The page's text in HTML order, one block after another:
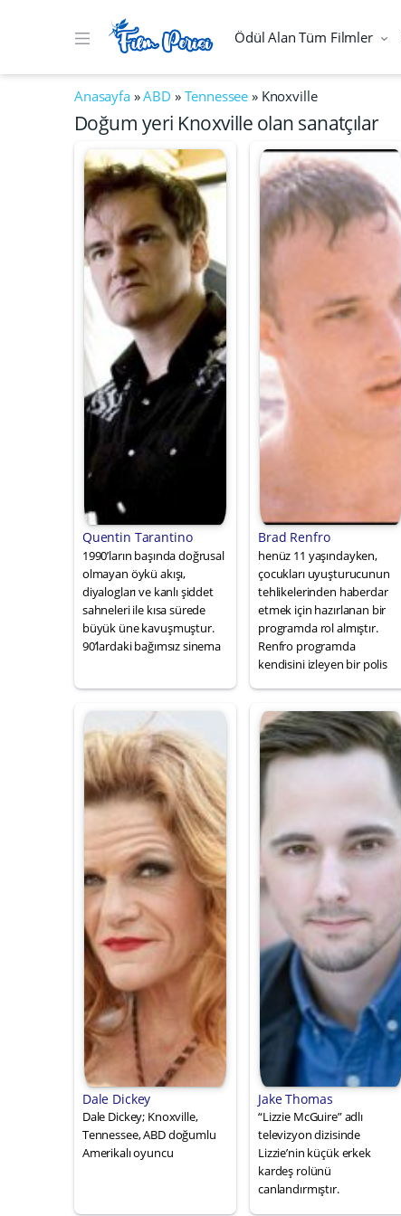
Ödül Alan Tüm Filmler
Anasayfa»ABD » Tennessee » Knoxville
Doğum yeri Knoxville olan sanatçılar
Quentin Tarantino
1990’ların başında doğrusal
olmayan öykü akışı,
diyalogları ve kanlı şiddet
sahneleri ile kısa sürede
büyük üne kavuşmuştur.
90’lardaki bağımsız sinema
Brad Renfro
henüz 11 yaşındayken,
çocukları uyuşturucunun
tehlikelerinden haberdar
etmek için hazırlanan bir
programda rol almıştır.
Renfro programda
kendisini izleyen bir polis
Dale Dickey
Dale Dickey; Knoxville,
Tennessee, ABD doğumlu
Amerikalı oyuncu
Jake Thomas
“Lizzie McGuire” adlı
televizyon dizisinde
Lizzie’nin küçük erkek
kardeş rolünü
canlandırmıştır.